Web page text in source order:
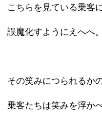
こちらを見ている乗客
誤魔化すようにえへへ
その笑みにつられるか
乗客たちは笑みを浮か